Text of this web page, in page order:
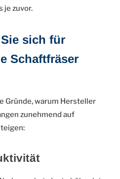
je zuvor.
sich für
Schaftfräser
Gründe, warum Hersteller
zunehmend auf